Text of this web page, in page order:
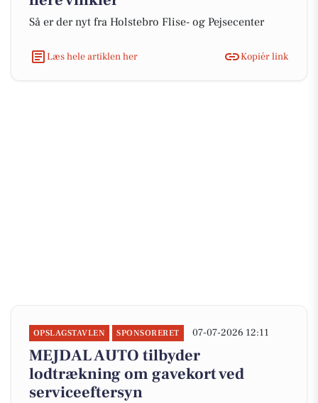
Så er der nyt fra Holstebro Flise- og Pejsecenter
Læs hele artiklen her Kopiér link
OPSLAGSTAVLEN SPONSORERET 07-07-2026 12:11
MEJDAL AUTO tilbyder
lodtrækning om gavekort ved
serviceeftersyn